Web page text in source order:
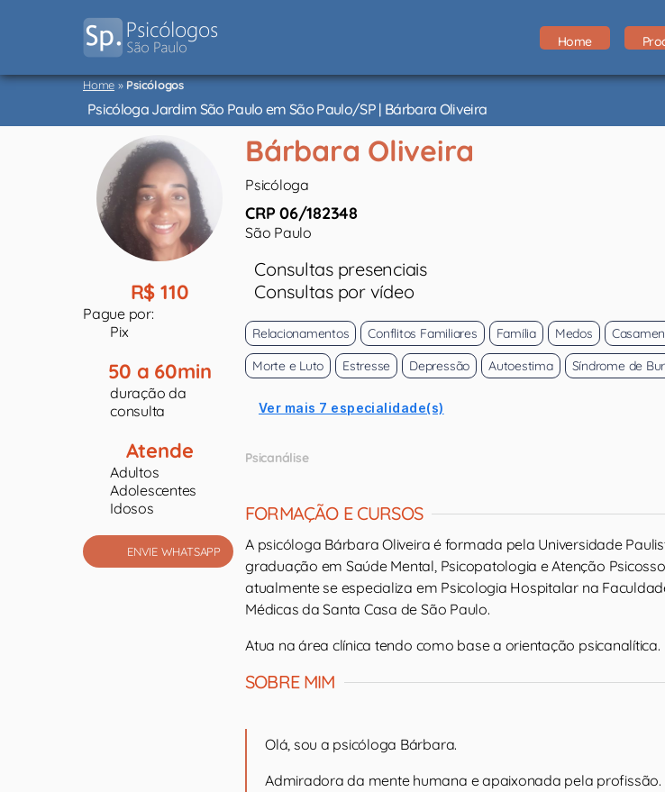
Psicólogos
São
Paulo
Home
Home»Psicólogos
Psicóloga Jardim São Paulo em São Paulo/SP | Bárbara Oliveira
R$ 110
Pague por:
Pix
50 a 60min
duração da
consulta
Atende
Adultos
Adolescentes
Idosos
ENVIE WHATSAPP
Bárbara Oliveira
Psicóloga
CRP 06/182348
São Paulo
Consultas presenciais
Consultas por vídeo
Relacionamentos Conflitos Familiares Família Medos
Morte e Luto
Estresse Depressão Autoestima Síndrome de
Ver mais 7 especialidade(s)
Psicanálise
FORMAÇÃO E CURSOS
A psicóloga Bárbara Oliveira é formada pela Universidade
graduação em Saúde Mental, Psicopatologia e Atenção
atualmente se especializa em Psicologia Hospitalar na
Médicas da Santa Casa de São Paulo.
Atua na área clínica tendo como base a orientação psicanalítica.
SOBRE MIM
Olá, sou a psicóloga Bárbara.
Admiradora da mente humana e apaixonada pela profissão.